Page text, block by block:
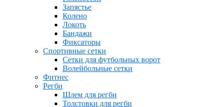
Запястье
Колено
Локоть
Бандажи
Фиксаторы
Спортивные сетки
Сетки для футбольных ворот
Волейбольные сетки
Фитнес
Регби
Шлем для регби
Толстовки для регби